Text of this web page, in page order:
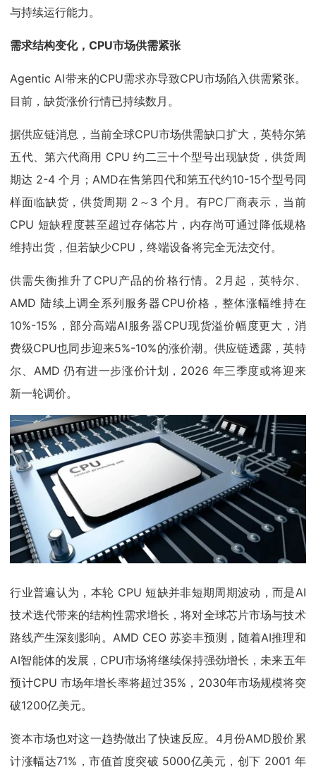
与持续运行能力。
需求结构变化，CPU市场供需紧张
Agentic AI带来的CPU需求亦导致CPU市场陷入供需紧张。
目前，缺货涨价行情已持续数月。
据供应链消息，当前全球CPU市场供需缺口扩大，英特尔第
五代、第六代商用 CPU 约二三十个型号出现缺货，供货周
期达 2-4 个月；AMD在售第四代和第五代约10-15个型号同
样面临缺货，供货周期 2～3 个月。有PC厂商表示，当前
CPU 短缺程度甚至超过存储芯片，内存尚可通过降低规格
维持出货，但若缺少CPU，终端设备将完全无法交付。
供需失衡推升了CPU产品的价格行情。2月起，英特尔、
AMD 陆续上调全系列服务器CPU价格，整体涨幅维持在
10%-15%，部分高端AI服务器CPU现货溢价幅度更大，消
费级CPU也同步迎来5%-10%的涨价潮。供应链透露，英特
尔、AMD 仍有进一步涨价计划，2026 年三季度或将迎来
新一轮调价。
行业普遍认为，本轮 CPU 短缺并非短期周期波动，而是AI
技术迭代带来的结构性需求增长，将对全球芯片市场与技术
路线产生深刻影响。AMD CEO 苏姿丰预测，随着AI推理和
AI智能体的发展，CPU市场将继续保持强劲增长，未来五年
预计CPU 市场年增长率将超过35%，2030年市场规模将突
破1200亿美元。
资本市场也对这一趋势做出了快速反应。4月份AMD股价累
计涨幅达71%，市值首度突破 5000亿美元，创下 2001 年